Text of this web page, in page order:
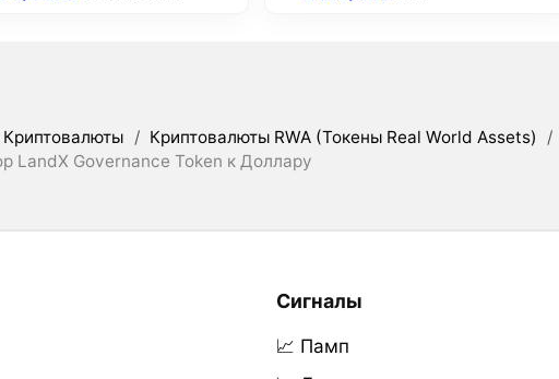
Криптовалюты / Криптовалюты RWA (Токены Real World Assets) /
LandX Governance Token к Доллару
Сигналы
📈 Памп